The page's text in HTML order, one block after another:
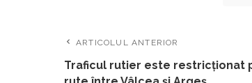
ARTICOLUL ANTERIOR
Traficul rutier este restricţionat